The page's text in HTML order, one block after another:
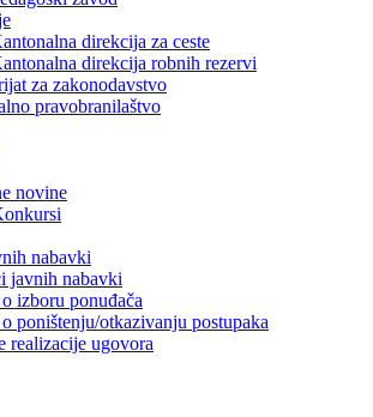
direkcija za ceste
direkcija robnih rezervi
za zakonodavstvo
pravobranilaštvo
novine
nabavki
javnih nabavki
izboru ponuđača
poništenju/otkazivanju postupaka
realizacije ugovora